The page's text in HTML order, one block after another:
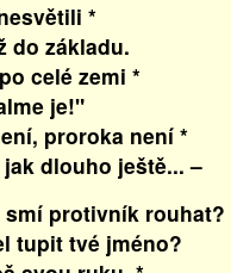
*
základu.
celé zemi *
je!"
proroka není *
dlouho ještě... –
protivník rouhat?
tvé jméno?